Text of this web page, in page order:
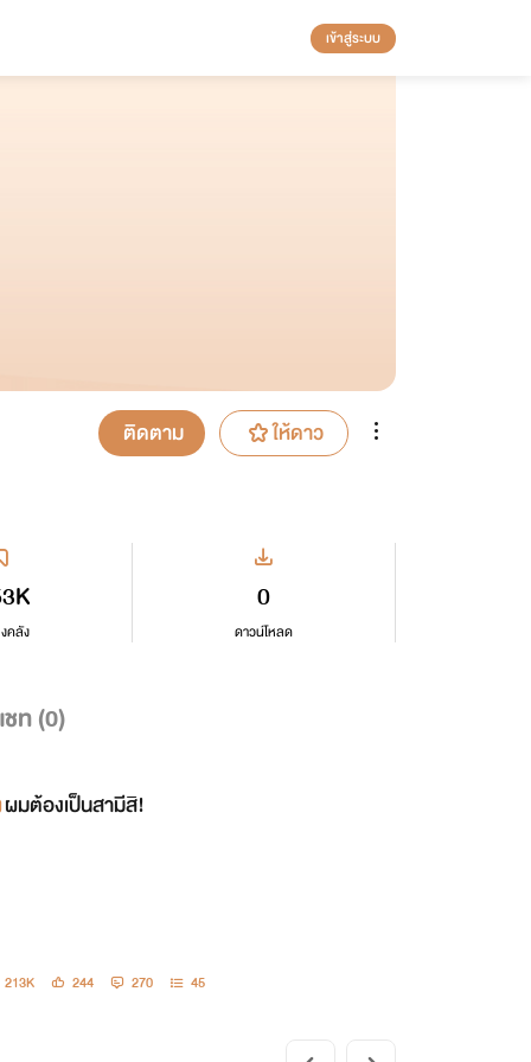
เข้าสู่ระบบ
ติดตาม ให้ดาว
คลัง
0
ดาวน์โหลด
ท (0)
ผมต้องเป็นสามีสิ!
213K 244 270 45